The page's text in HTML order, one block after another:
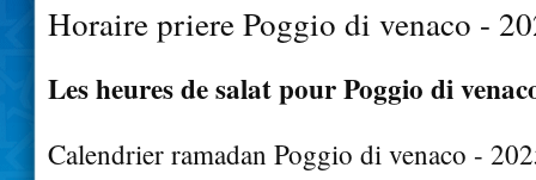
Horaire priere Poggio di venaco -
Les heures de salat pour Poggio di
Calendrier ramadan Poggio di venaco -